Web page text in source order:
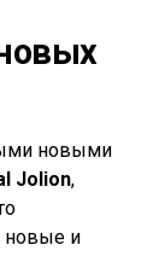
новыми
Jolion,
новые и